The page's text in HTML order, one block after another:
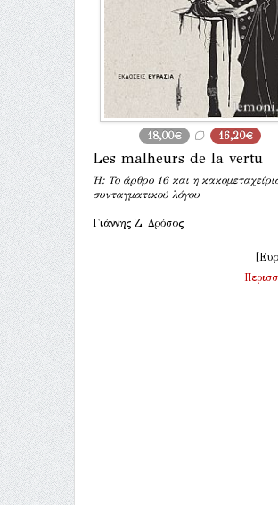
18,00€ 16,20€
Les malheurs de la vertu
Ή: Το άρθρο 16 και η
συνταγματικού λόγου
Γιάννης Ζ. Δρόσος